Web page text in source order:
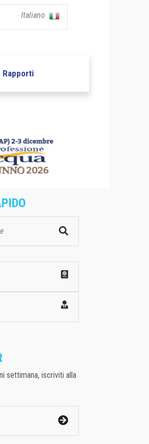
Italiano
Rapporti
settimana, iscriviti alla